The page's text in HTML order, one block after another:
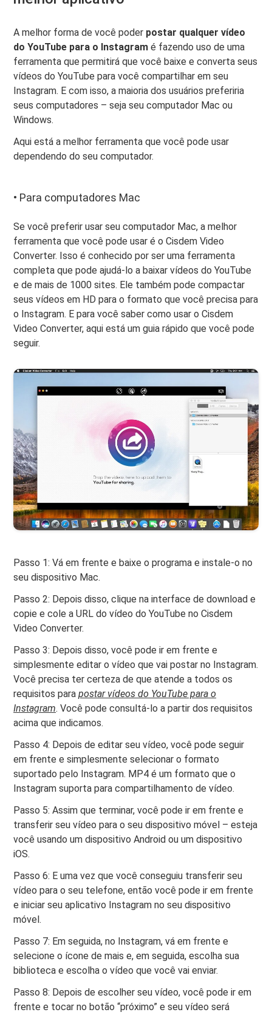
A melhor forma de você poder postar qualquer vídeo
do YouTube para o Instagramé fazendo uso de uma
ferramenta que permitirá que você baixe e converta seus
vídeos do YouTube para você compartilhar em seu
Instagram. E com isso, a maioria dos usuários preferiria
seus computadores – seja seu computador Mac ou
Windows.
Aqui está a melhor ferramenta que você pode usar
dependendo do seu computador.
• Para computadores Mac
Se você preferir usar seu computador Mac, a melhor
ferramenta que você pode usar é o Cisdem Video
Converter. Isso é conhecido por ser uma ferramenta
completa que pode ajudá-lo a baixar vídeos do YouTube
e de mais de 1000 sites. Ele também pode compactar
seus vídeos em HD para o formato que você precisa para
o Instagram. E para você saber como usar o Cisdem
Video Converter, aqui está um guia rápido que você pode
seguir.
Passo 1: Vá em frente e baixe o programa e instale-o no
seu dispositivo Mac.
Passo 2: Depois disso, clique na interface de download e
copie e cole a URL do vídeo do YouTube no Cisdem
Video Converter.
Passo 3: Depois disso, você pode ir em frente e
simplesmente editar o vídeo que vai postar no Instagram.
Você precisa ter certeza de que atende a todos os
requisitos parapostar vídeos do YouTube para o
Instagram. Você pode consultá-lo a partir dos requisitos
acima que indicamos.
Passo 4: Depois de editar seu vídeo, você pode seguir
em frente e simplesmente selecionar o formato
suportado pelo Instagram. MP4 é um formato que o
Instagram suporta para compartilhamento de vídeo.
Passo 5: Assim que terminar, você pode ir em frente e
transferir seu vídeo para o seu dispositivo móvel – esteja
você usando um dispositivo Android ou um dispositivo
iOS.
Passo 6: E uma vez que você conseguiu transferir seu
vídeo para o seu telefone, então você pode ir em frente
e iniciar seu aplicativo Instagram no seu dispositivo
móvel.
Passo 7: Em seguida, no Instagram, vá em frente e
selecione o ícone de mais e, em seguida, escolha sua
biblioteca e escolha o vídeo que você vai enviar.
Passo 8: Depois de escolher seu vídeo, você pode ir em
frente e tocar no botão “próximo” e seu vídeo será